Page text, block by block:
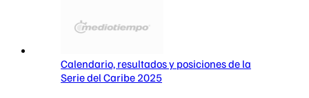
Calendario, resultados y posiciones de la
Serie del Caribe 2025